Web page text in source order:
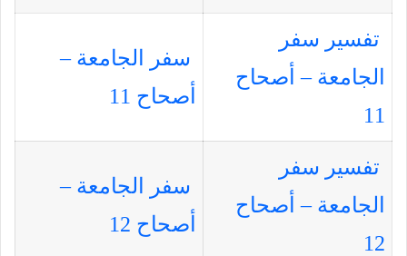
تفسير سفر
الجامعة – أصحاح
11
سفر الجامعة –
أصحاح 11
تفسير سفر
الجامعة – أصحاح
12
سفر الجامعة –
أصحاح 12